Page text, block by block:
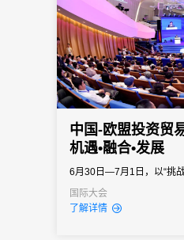
中国-欧盟投资贸
机遇•融合•发展
6月30日—7月1日，以“挑战
国-欧盟投资贸易科技合作
欧洲中心成功举办。本届
国际大会
了解详情